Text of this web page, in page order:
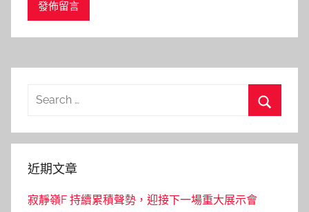
Search
近期文章
寂靜嶺F 持續累積聲勢，迎接下一場重大展示會